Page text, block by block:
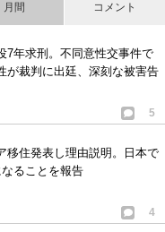
月間 コメント
7年求刑。不同意性交事件で
裁判に出廷、深刻な被害告
5
移住発表し理由説明。日本で
ることを報告
4